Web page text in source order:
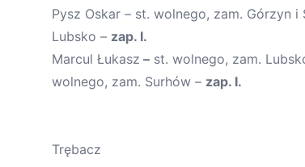
Pysz Oskar – st. wolnego, zam. Górzyn i
Lubsko – zap. I.
Marcul Łukasz – st. wolnego, zam.
wolnego, zam. Surhów – zap. I.
Ks.
Trębacz